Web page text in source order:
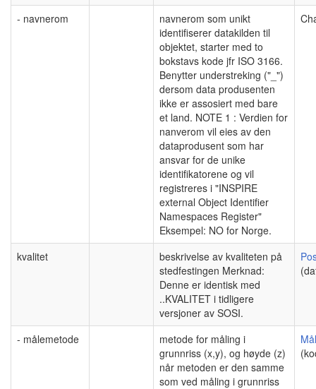
- navnerom
navnerom som unikt
identifiserer datakilden til
objektet, starter med to
bokstavs kode jfr ISO 3166.
Benytter understreking ("_")
dersom data produsenten
ikke er assosiert med bare
et land. NOTE 1 : Verdien for
nanverom vil eies av den
dataprodusent som har
ansvar for de unike
identifikatorene og vil
registreres i "INSPIRE
external Object Identifier
Namespaces Register"
Eksempel: NO for Norge.
kvalitet
beskrivelse av kvaliteten på
stedfestingen Merknad:
Denne er identisk med
..KVALITET i tidligere
versjoner av SOSI.
- målemetode
metode for måling i
grunnriss (x,y), og høyde (z)
når metoden er den samme
som ved måling i grunnriss